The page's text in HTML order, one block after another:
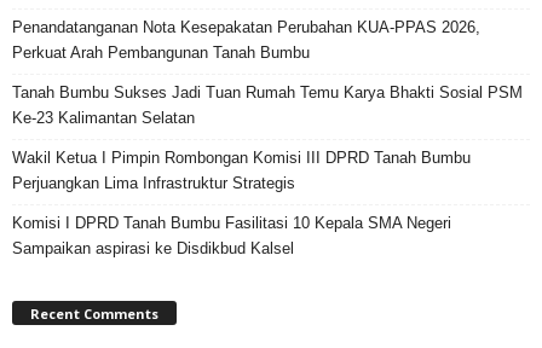
Penandatanganan Nota Kesepakatan Perubahan KUA-PPAS 2026,
Perkuat Arah Pembangunan Tanah Bumbu
Tanah Bumbu Sukses Jadi Tuan Rumah Temu Karya Bhakti Sosial PSM
Ke-23 Kalimantan Selatan
Wakil Ketua I Pimpin Rombongan Komisi III DPRD Tanah Bumbu
Perjuangkan Lima Infrastruktur Strategis
Komisi I DPRD Tanah Bumbu Fasilitasi 10 Kepala SMA Negeri
Sampaikan aspirasi ke Disdikbud Kalsel
Recent Comments